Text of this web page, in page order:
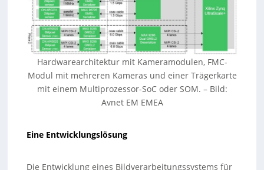
Hardwarearchitektur mit Kameramodulen, FMC-
Modul mit mehreren Kameras und einer Trägerkarte
mit einem Multiprozessor-SoC oder SOM. – Bild:
Avnet EM EMEA
Eine Entwicklungslösung
Die Entwicklung eines Bildverarbeitungssystems für